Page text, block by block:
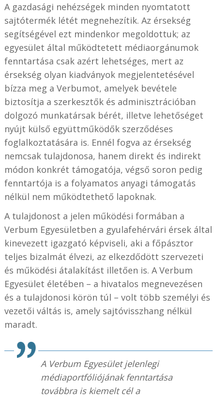
A gazdasági nehézségek minden nyomtatott
sajtótermék létét megnehezítik. Az érsekség
segítségével ezt mindenkor megoldottuk; az
egyesület által működtetett médiaorgánumok
fenntartása csak azért lehetséges, mert az
érsekség olyan kiadványok megjelentetésével
bízza meg a Verbumot, amelyek bevétele
biztosítja a szerkesztők és adminisztrációban
dolgozó munkatársak bérét, illetve lehetőséget
nyújt külső együttműködők szerződéses
foglalkoztatására is. Ennél fogva az érsekség
nemcsak tulajdonosa, hanem direkt és indirekt
módon konkrét támogatója, végső soron pedig
fenntartója is a folyamatos anyagi támogatás
nélkül nem működtethető lapoknak.
A tulajdonost a jelen működési formában a
Verbum Egyesületben a gyulafehérvári érsek által
kinevezett igazgató képviseli, aki a főpásztor
teljes bizalmát élvezi, az elkezdődött szervezeti
és működési átalakítást illetően is. A Verbum
Egyesület életében – a hivatalos megnevezésen
és a tulajdonosi körön túl – volt több személyi és
vezetői váltás is, amely sajtóvisszhang nélkül
maradt.
A Verbum Egyesület jelenlegi
médiaportfóliójának fenntartása
továbbra is kiemelt cél a